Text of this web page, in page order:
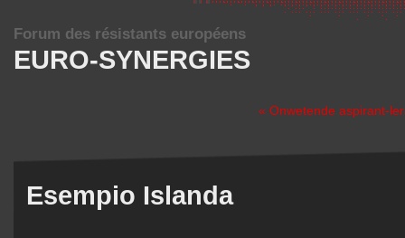
EURO-SYNERGIES
Forum des résistants européens
« Onwetende aspirant-
Esempio Islanda